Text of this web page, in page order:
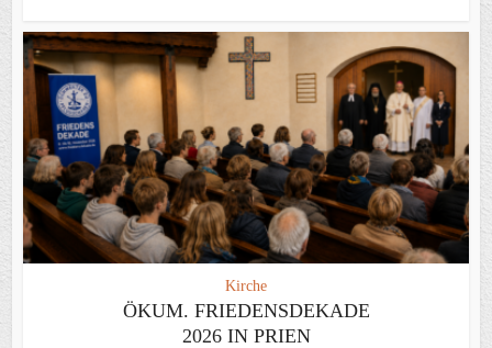
Kirche
ÖKUM. FRIEDENSDEKADE
2026 IN PRIEN